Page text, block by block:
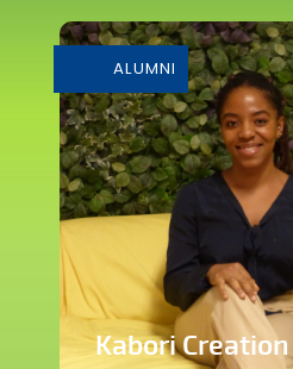
développement digital
En savoir plus
ALUMNI
Kabori Creation